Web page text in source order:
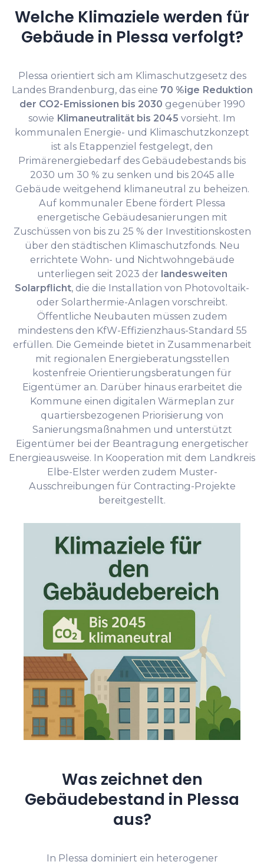
Welche Klimaziele werden für
Gebäude in Plessa verfolgt?
Plessa orientiert sich am Klimaschutzgesetz des
Landes Brandenburg, das eine 70 %ige Reduktion
der CO2-Emissionen bis 2030 gegenüber 1990
sowie Klimaneutralität bis 2045 vorsieht. Im
kommunalen Energie- und Klimaschutzkonzept
ist als Etappenziel festgelegt, den
Primärenergiebedarf des Gebäudebestands bis
2030 um 30 % zu senken und bis 2045 alle
Gebäude weitgehend klimaneutral zu beheizen.
Auf kommunaler Ebene fördert Plessa
energetische Gebäudesanierungen mit
Zuschüssen von bis zu 25 % der Investitionskosten
über den städtischen Klimaschutzfonds. Neu
errichtete Wohn- und Nichtwohngebäude
unterliegen seit 2023 der landesweiten
Solarpflicht, die die Installation von Photovoltaik-
oder Solarthermie-Anlagen vorschreibt.
Öffentliche Neubauten müssen zudem
mindestens den KfW-Effizienzhaus-Standard 55
erfüllen. Die Gemeinde bietet in Zusammenarbeit
mit regionalen Energieberatungsstellen
kostenfreie Orientierungsberatungen für
Eigentümer an. Darüber hinaus erarbeitet die
Kommune einen digitalen Wärmeplan zur
quartiersbezogenen Priorisierung von
Sanierungsmaßnahmen und unterstützt
Eigentümer bei der Beantragung energetischer
Energieausweise. In Kooperation mit dem Landkreis
Elbe-Elster werden zudem Muster-
Ausschreibungen für Contracting-Projekte
bereitgestellt.
Was zeichnet den
Gebäudebestand in Plessa
aus?
In Plessa dominiert ein heterogener